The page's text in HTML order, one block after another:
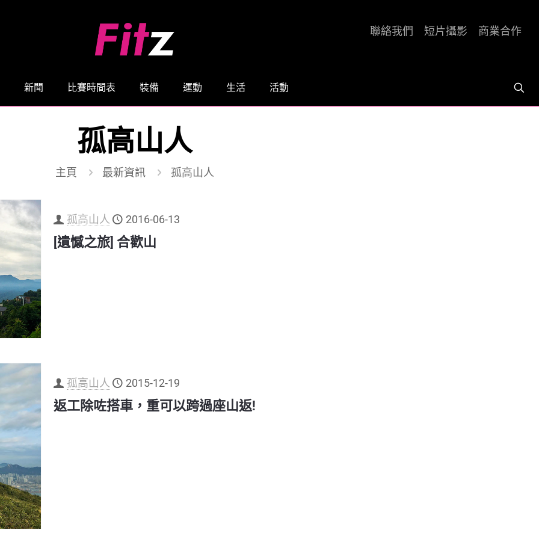
新聞 比賽時間表 裝備 運動 生活 活動
聯絡我們 短片攝影 商業合作
孤高山人
主頁 最新資訊 孤高山人
孤高山人 2016-06-13
[遺憾之旅] 合歡山
孤高山人 2015-12-19
返工除咗搭車，重可以跨過座山返!